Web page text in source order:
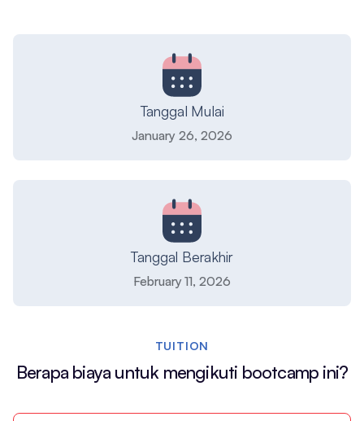
Tanggal Mulai
January 26, 2026
Tanggal Berakhir
February 11, 2026
TUITION
Berapa biaya untuk mengikuti bootcamp ini?